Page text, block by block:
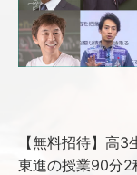
【無料招待】高
東進の授業90分2